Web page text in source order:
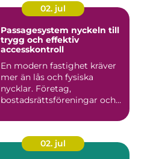
02. jul
Passagesystem nyckeln till
trygg och effektiv
accesskontroll
En modern fastighet kräver
mer än lås och fysiska
nycklar. Företag,
bostadsrättsföreningar och
02. jul